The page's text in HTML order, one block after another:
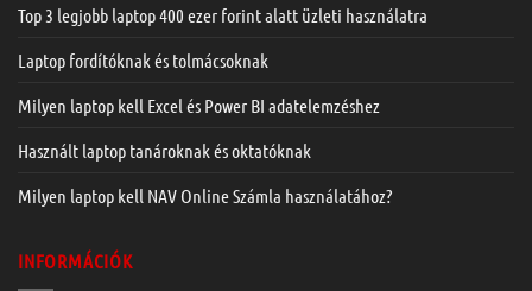
Top 3 legjobb laptop 400 ezer forint alatt üzleti használatra
Laptop fordítóknak és tolmácsoknak
Milyen laptop kell Excel és Power BI adatelemzéshez
Használt laptop tanároknak és oktatóknak
Milyen laptop kell NAV Online Számla használatához?
INFORMÁCIÓK